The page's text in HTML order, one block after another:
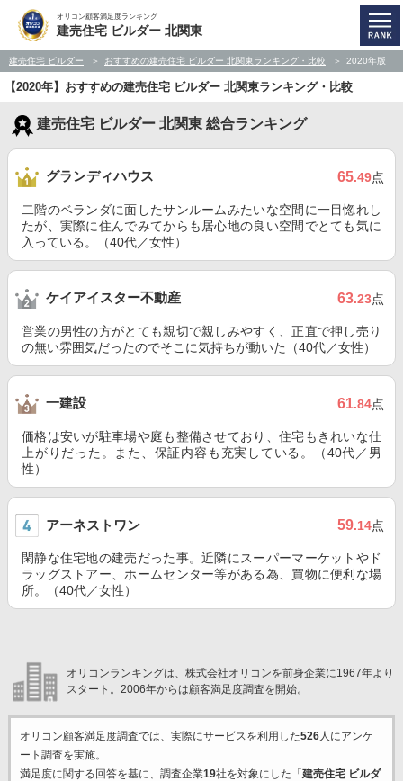
オリコン顧客満足度ランキング
建売住宅 ビルダー 北関東
建売住宅 ビルダー おすすめの建売住宅 ビルダー 北関東ランキング・比較 2020年版
【2020年】おすすめの建売住宅 ビルダー 北関東ランキング・比較
建売住宅 ビルダー 北関東 総合ランキング
グランディハウス 65.49点
二階のベランダに面したサンルームみたいな空間に一目惚れし
たが、実際に住んでみてからも居心地の良い空間でとても気に
入っている。（40代／女性）
ケイアイスター不動産 63.23点
営業の男性の方がとても親切で親しみやすく、正直で押し売り
の無い雰囲気だったのでそこに気持ちが動いた（40代／女性）
一建設 61.84点
価格は安いが駐車場や庭も整備させており、住宅もきれいな仕
上がりだった。また、保証内容も充実している。（40代／男
性）
アーネストワン 59.14点
閑静な住宅地の建売だった事。近隣にスーパーマーケットやド
ラッグストアー、ホームセンター等がある為、買物に便利な場
所。（40代／女性）
オリコンランキングは、株式会社オリコンを前身企業に1967年より
スタート。2006年からは顧客満足度調査を開始。
オリコン顧客満足度調査では、実際にサービスを利用した526人にアンケ
ート調査を実施。
満足度に関する回答を基に、調査企業19社を対象にした「 建売住宅 ビルダ